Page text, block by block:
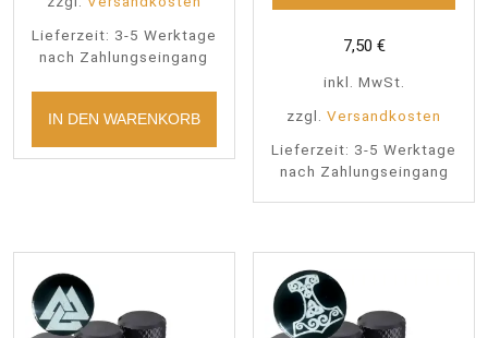
Lieferzeit: 3-5 Werktage
nach Zahlungseingang
IN DEN WARENKORB
7,50 €
inkl. MwSt.
zzgl.Versandkosten
Lieferzeit: 3-5 Werktage
nach Zahlungseingang